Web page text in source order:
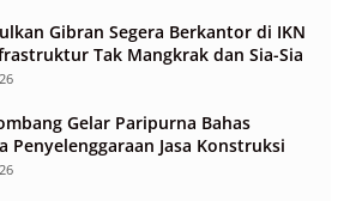
Gibran Segera Berkantor di IKN
Tak Mangkrak dan Sia-Sia
Gelar Paripurna Bahas
Penyelenggaraan Jasa Konstruksi